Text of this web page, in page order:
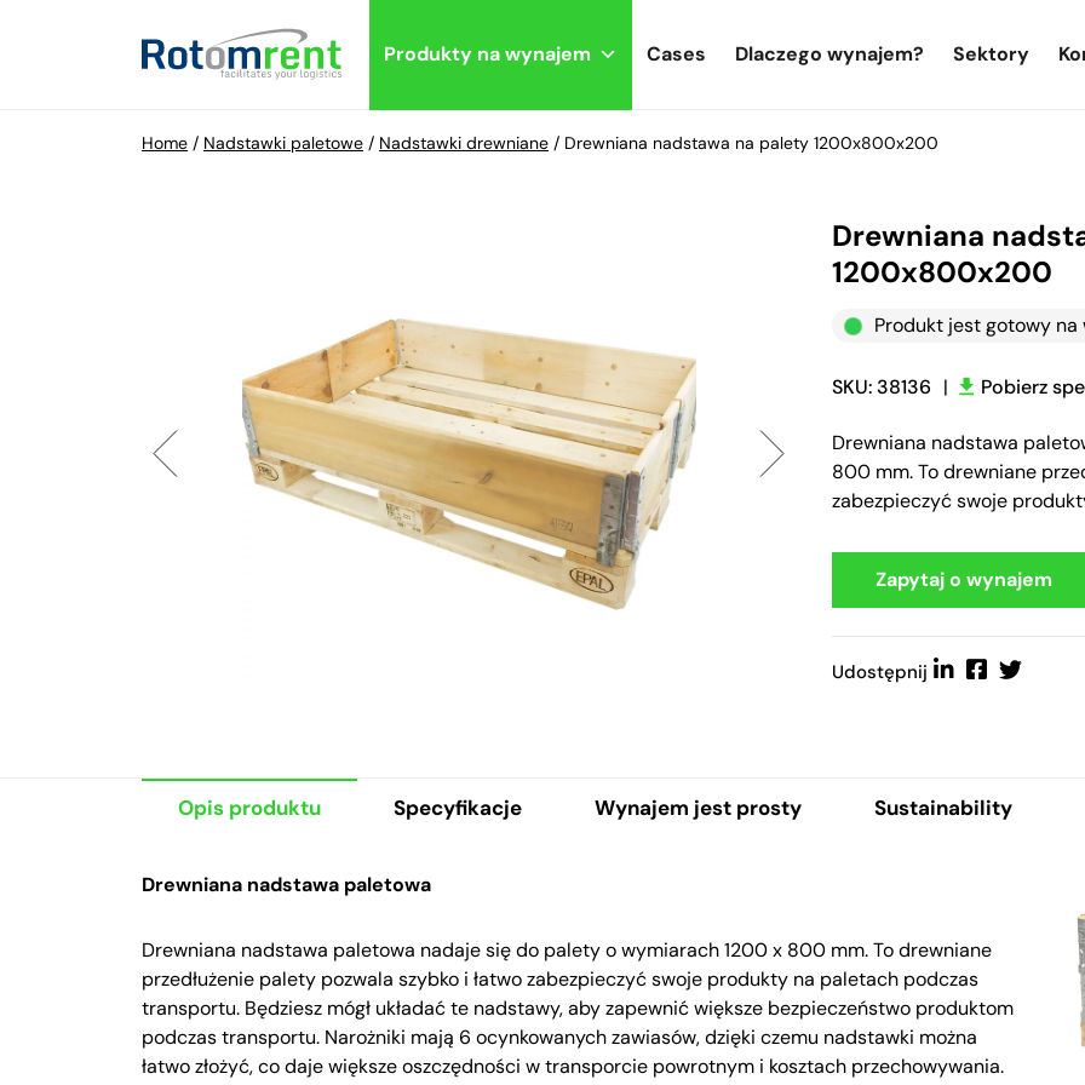
Produkty na wynajem Cases Dlaczego wynajem? Sektory
Home / Nadstawki paletowe / Nadstawki drewniane / Drewniana nadstawa na palety 1200x800x200
Drewniana
1200x800x200
Produkt jest gotowy na
SKU: 38136 | Pobierz
Drewniana nadstawa
800 mm. To drewniane
zabezpieczyć swoje
Zapytaj o wynajem
Udostępnij
Opis produktu Specyfikacje Wynajem jest prosty Sustainability
Drewniana nadstawa paletowa
Drewniana nadstawa paletowa nadaje się do palety o wymiarach 1200 x 800 mm. To drewniane
przedłużenie palety pozwala szybko i łatwo zabezpieczyć swoje produkty na paletach podczas
transportu. Będziesz mógł układać te nadstawy, aby zapewnić większe bezpieczeństwo produktom
podczas transportu. Narożniki mają 6 ocynkowanych zawiasów, dzięki czemu nadstawki można
łatwo złożyć, co daje większe oszczędności w transporcie powrotnym i kosztach przechowywania.